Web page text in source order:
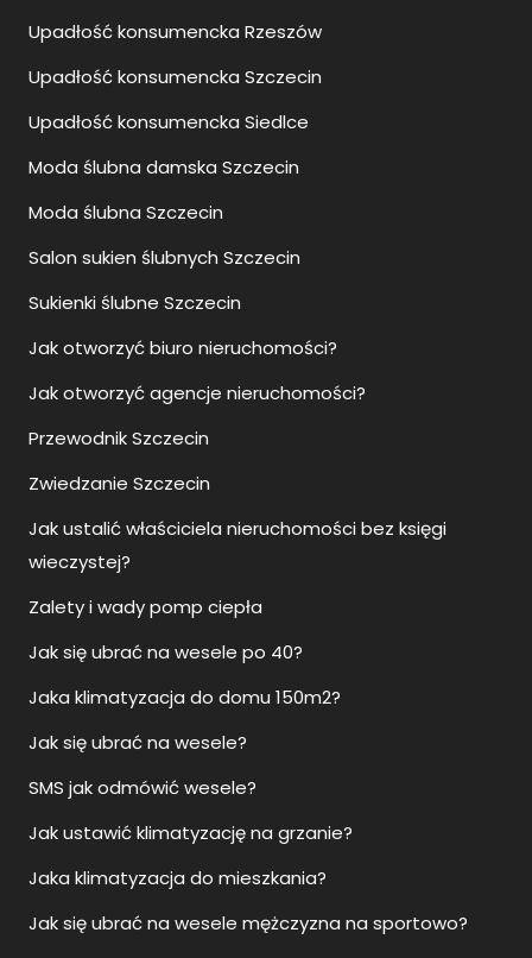
Upadłość konsumencka Rzeszów
Upadłość konsumencka Szczecin
Upadłość konsumencka Siedlce
Moda ślubna damska Szczecin
Moda ślubna Szczecin
Salon sukien ślubnych Szczecin
Sukienki ślubne Szczecin
Jak otworzyć biuro nieruchomości?
Jak otworzyć agencje nieruchomości?
Przewodnik Szczecin
Zwiedzanie Szczecin
Jak ustalić właściciela nieruchomości bez księgi
wieczystej?
Zalety i wady pomp ciepła
Jak się ubrać na wesele po 40?
Jaka klimatyzacja do domu 150m2?
Jak się ubrać na wesele?
SMS jak odmówić wesele?
Jak ustawić klimatyzację na grzanie?
Jaka klimatyzacja do mieszkania?
Jak się ubrać na wesele mężczyzna na sportowo?